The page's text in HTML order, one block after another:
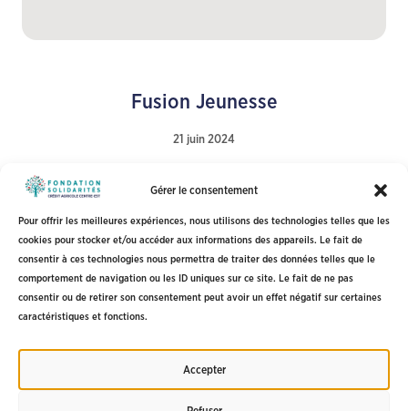
Gérer le consentement
Pour offrir les meilleures expériences, nous utilisons des technologies telles que les
cookies pour stocker et/ou accéder aux informations des appareils. Le fait de
consentir à ces technologies nous permettra de traiter des données telles que le
comportement de navigation ou les ID uniques sur ce site. Le fait de ne pas
consentir ou de retirer son consentement peut avoir un effet négatif sur certaines
caractéristiques et fonctions.
Accepter
Fusion Jeunesse
21 juin 2024
1 2 3 4 5 6
Fondation Solidarités Crédit Agricole Centre-est
Mentions légales
Politique de confidentialité